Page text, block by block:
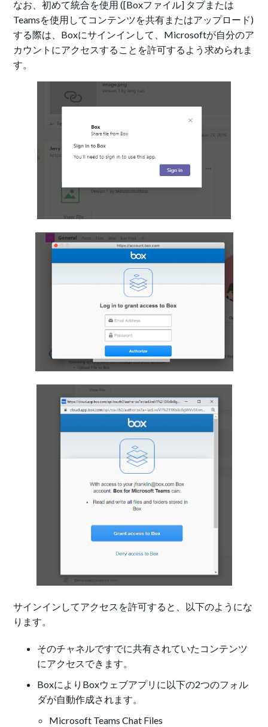
なお、初めて統合を使用 ([Boxファイル] タブまたは
Teamsを使用してコンテンツを共有またはアップロード)
する際は、Boxにサインインして、Microsoftが自分のア
カウントにアクセスすることを許可するよう求められま
す。
サインインしてアクセスを許可すると、以下のようにな
ります。
そのチャネルですでに共有されていたコンテンツ
にアクセスできます。
BoxによりBoxウェブアプリに以下の2つのフォル
ダが自動作成されます。
Microsoft Teams Chat Files